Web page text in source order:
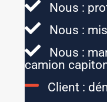
Nous :
Nous :
Nous :
camion
Client :